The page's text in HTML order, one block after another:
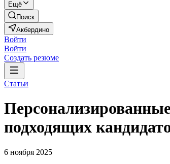
Ещё
Поиск
Акбердино
Войти
Войти
Создать резюме
Статьи
подходящих
6 ноября 2025